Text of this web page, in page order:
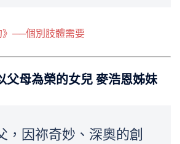
》──個別肢體需要
父母為榮的女兒 麥浩恩姊妹
，因祢奇妙、深奧的創